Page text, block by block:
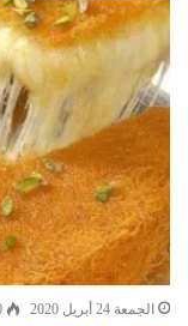
الجمعة 24 أبريل 2020